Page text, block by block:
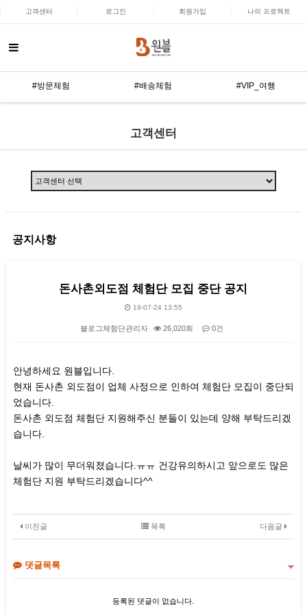
고객센터 로그인 회원가입 나의 프로젝트
#방문체험 #배송체험 #VIP_여행
고객센터
공지사항
돈사촌외도점 체험단 모집 중단 공지
19-07-24 13:55
블로그체험단관리자 26,020회 0건
안녕하세요 원블입니다.
현재 돈사촌 외도점이 업체 사정으로 인하여 체험단 모집이 중단되
었습니다.
돈사촌 외도점 체험단 지원해주신 분들이 있는데 양해 부탁드리겠
습니다.
날씨가 많이 무더워졌습니다.ㅠㅠ 건강유의하시고 앞으로도 많은
체험단 지원 부탁드리겠습니다^^
이전글 다음글
목록
댓글목록
등록된 댓글이 없습니다.